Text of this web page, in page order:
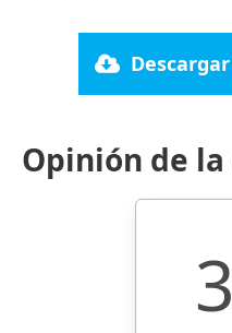
Opinión de